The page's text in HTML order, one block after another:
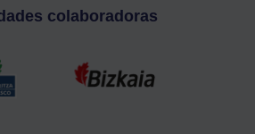
colaboradoras